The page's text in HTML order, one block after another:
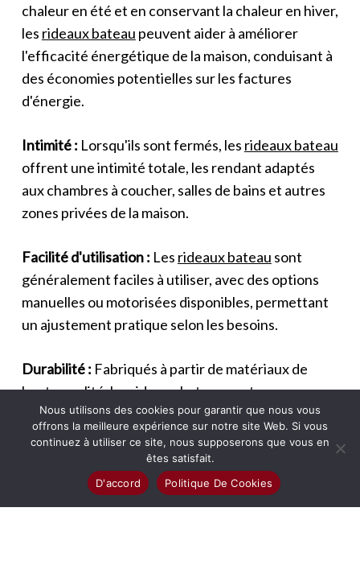
chaleur en été et en conservant la chaleur en hiver,
les rideaux bateau peuvent aider à améliorer
l'efficacité énergétique de la maison, conduisant à
des économies potentielles sur les factures
d'énergie.
Intimité : Lorsqu'ils sont fermés, les rideaux bateau
offrent une intimité totale, les rendant adaptés
aux chambres à coucher, salles de bains et autres
zones privées de la maison.
Facilité d'utilisation : Les rideaux bateau sont
généralement faciles à utiliser, avec des options
manuelles ou motorisées disponibles, permettant
un ajustement pratique selon les besoins.
Durabilité : Fabriqués à partir de matériaux de
haute qualité, lesrideaux bateausont conçus pour
être durables et de longue durée, offrant une
bonne valeur à long terme.
Les Bénéfices des rideaux bateau intérieurs
Personnalisables :Lesrideaux bateaupeuvent
Nous utilisons des cookies pour garantir que nous vous
offrons la meilleure expérience sur notre site Web. Si vous
continuez à utiliser ce site, nous supposerons que vous en
êtes satisfait.
D'accord
Politique De Cookies